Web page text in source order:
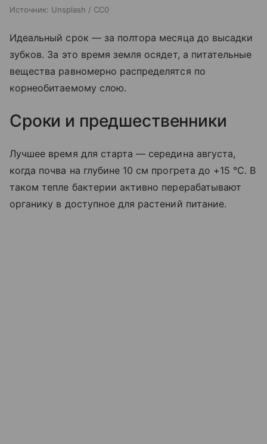
Источник: Unsplash / CC0
Идеальный срок — за полтора месяца до высадки
зубков. За это время земля осядет, а питательные
вещества равномерно распределятся по
корнеобитаемому слою.
Сроки и предшественники
Лучшее время для старта — середина августа,
когда почва на глубине 10 см прогрета до +15 °C. В
таком тепле бактерии активно перерабатывают
органику в доступное для растений питание.